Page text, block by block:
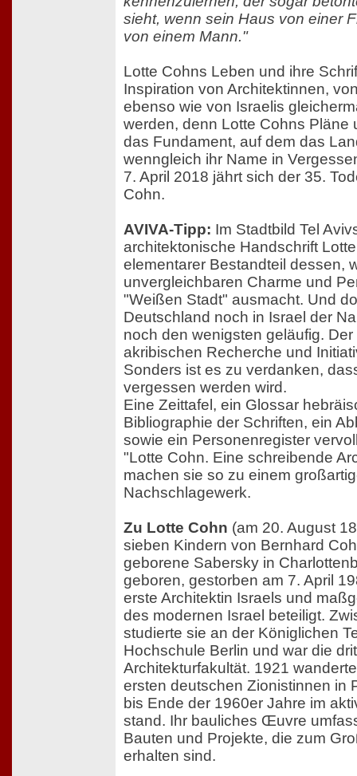
sieht, wenn sein Haus von einer
von einem Mann."
Lotte Cohns Leben und ihre
Inspiration von Architektinnen,
ebenso wie von Israelis
werden, denn Lotte Cohns Pläne
das Fundament, auf dem das
wenngleich ihr Name in
7. April 2018 jährt sich der 35.
Cohn.
AVIVA-Tipp: Im Stadtbild Tel
architektonische Handschrift
elementarer Bestandteil dessen,
unvergleichbaren Charme und
"Weißen Stadt" ausmacht. Und
Deutschland noch in Israel der
noch den wenigsten geläufig.
akribischen Recherche und
Sonders ist es zu verdanken,
vergessen werden wird.
Eine Zeittafel, ein Glossar
Bibliographie der Schriften, ein
sowie ein Personenregister
"Lotte Cohn. Eine schreibende
machen sie so zu einem
Nachschlagewerk.
Zu Lotte Cohn (am 20. August
sieben Kindern von Bernhard
geborene Sabersky in
geboren, gestorben am 7. April
erste Architektin Israels und
des modernen Israel beteiligt.
studierte sie an der Königlichen
Hochschule Berlin und war die
Architekturfakultät. 1921
ersten deutschen Zionistinnen in
bis Ende der 1960er Jahre im
stand. Ihr bauliches Œuvre
Bauten und Projekte, die zum
erhalten sind.